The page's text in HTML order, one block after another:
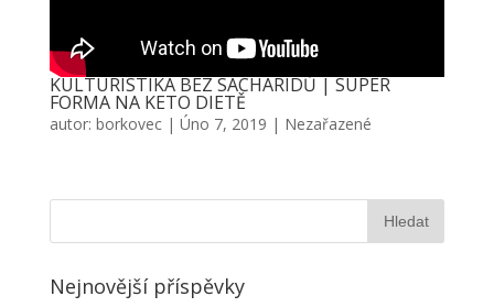
KULTURISTIKA BEZ SACHARIDŮ | SUPER
FORMA NA KETO DIETĚ
autor: borkovec| Úno 7, 2019 | Nezařazené
Nejnovější příspěvky